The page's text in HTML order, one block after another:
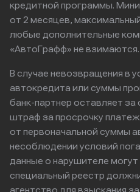
кредитной программы.
от 2 месяцев,
любые дополнительные
«АвтоГрафф» не взимаются.
В случае невозвращения в
автокредита или суммы
банк-партнер оставляет за
штраф за просрочку
от первоначальной суммы
несоблюдении условий
данные о нарушителе
специальный реестр